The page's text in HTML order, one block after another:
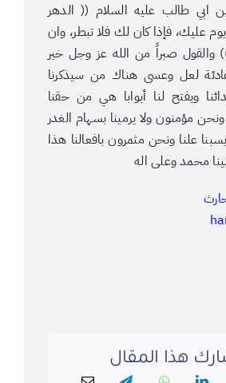
ابي طالب عليه السلام (( الدهر
عليك، فإذا كان لك فلا تبطر، وان
والقول صبراً من الله عز وجل خير
لعل وعسى هناك من سيذكرنا
ويفتح لنا أبوابا هي من حقنا
مؤمنون ولا يرمينا بسهام الغدر
علنا ونحن مثمرون بافعالنا هذا
محمد وعلى اله
هذا المقال